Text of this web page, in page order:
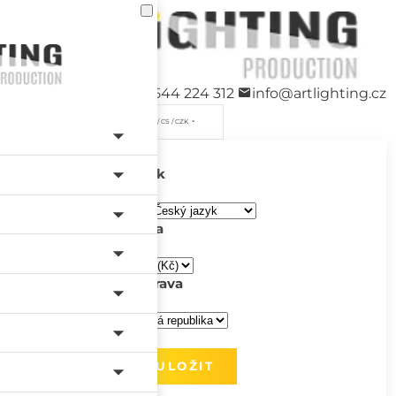
+420 544 224 312 info@artlighting.cz
/ CS / CZK
Jazyk
Měna
Doprava